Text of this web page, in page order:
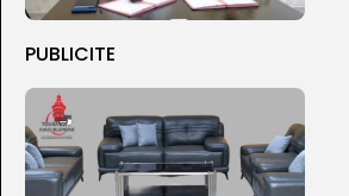
PUBLICITE